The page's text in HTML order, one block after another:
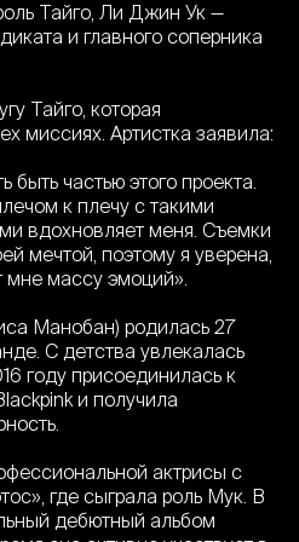
Тайго, Ли Джин Ук —
и главного соперника
Тайго, которая
миссиях. Артистка заявила:
частью этого проекта.
к плечу с такими
вдохновляет меня. Съемки
мечтой, поэтому я уверена,
мне массу эмоций».
Манобан) родилась 27
С детства увлекалась
году присоединилась к
и получила
актрисы с
где сыграла роль Мук. В
дебютный альбом